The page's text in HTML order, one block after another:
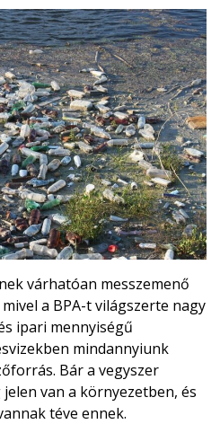
várhatóan messzemenő
a BPA-t világszerte nagy
ipari mennyiségű
mindannyiunk
Bár a vegyszer
van a környezetben, és
téve ennek.